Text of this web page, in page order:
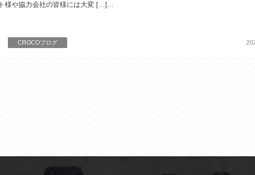
ト様や協力会社の皆様には大変 […]…
CROCOブログ